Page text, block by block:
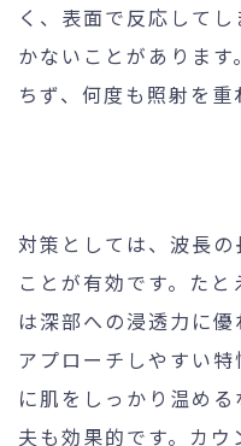
く、表面で反応して
かないことがありま
ちず、何度も照射を重
対策としては、波長
ことが有効です。た
は深部への浸透力に
アプローチしやすい
に肌をしっかり温め
夫も効果的です。カ